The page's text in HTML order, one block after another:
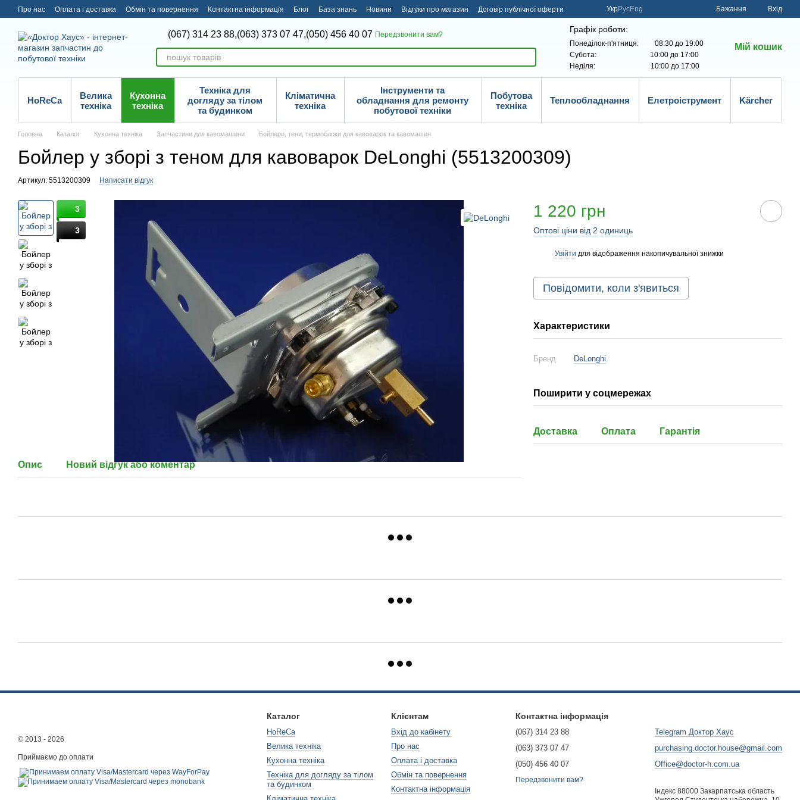
Перейти до основного контенту
Про нас Оплата і доставка Обмін та повернення Контактна інформація Блог База знань Новини Відгуки про магазин Договір публічної оферти УкрРусEng Бажання Вхід
(067) 314 23 88,(063) 373 07 47,(050) 456 40 07 Передзвонити вам?
Графік роботи:
Понеділок-п'ятниця: 08:30 до 19:00
Субота: 10:00 до 17:00
Неділя: 10:00 до 17:00
Мій кошик
HoReCa
Велика
техніка
Кухонна
техніка
Техніка для
догляду за тілом
та будинком
Кліматична
техніка
Інструменти та
обладнання для ремонту
побутової техніки
Побутова
техніка
Теплообладнання Елетроіструмент Kärcher
Головна Каталог Кухонна техніка Запчастини для кавомашини Бойлери, тени, термоблоки для кавоварок та кавомашин
Бойлер у зборі з теном для кавоварок DeLonghi (5513200309)
Артикул: 5513200309 Написати відгук
3
3
Опис Новий відгук або коментар
1 220 грн
Оптові ціни від 2 одиниць
Увійти для відображення накопичувальної знижки
Повідомити, коли з'явиться
Характеристики
Бренд DeLonghi
Поширити у соцмережах
Доставка Оплата Гарантія
© 2013 - 2026
Приймаємо до оплати
Каталог
HoReCa
Велика техніка
Кухонна техніка
Техніка для догляду за тілом
та будинком
Клієнтам
Вхід до кабінету
Про нас
Оплата і доставка
Обмін та повернення
Контактна інформація
Контактна інформація
(067) 314 23 88
(063) 373 07 47
(050) 456 40 07
Передзвонити вам?
Telegram Доктор Хаус
purchasing.doctor.house@gmail.com
Office@doctor-h.com.ua
Індекс 88000 Закарпатська область